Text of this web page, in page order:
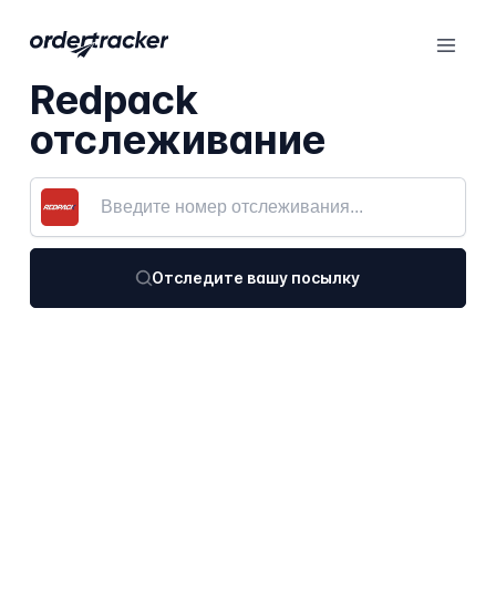
Redpack
отслеживание
Отследите вашу посылку